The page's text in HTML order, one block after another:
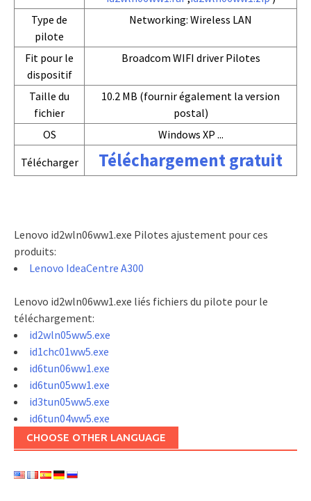
Type de
pilote
Networking: Wireless LAN
Fit pour le
dispositif
Broadcom WIFI driver Pilotes
Taille du
fichier
10.2 MB (fournir également la version
postal)
OS
Windows XP ...
Télécharger
Téléchargement gratuit
Lenovo id2wln06ww1.exe Pilotes ajustement pour ces
produits:
Lenovo IdeaCentre A300
Lenovo id2wln06ww1.exe liés fichiers du pilote pour le
téléchargement:
id2wln05ww5.exe
id1chc01ww5.exe
id6tun06ww1.exe
id6tun05ww1.exe
id3tun05ww5.exe
id6tun04ww5.exe
CHOOSE OTHER LANGUAGE